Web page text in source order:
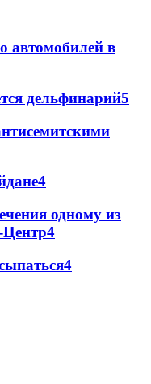
автомобилей в
дельфинарий5
4
одному из
Центр4
4